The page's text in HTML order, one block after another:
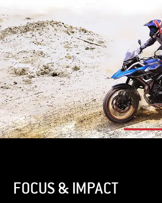
FOCUS & IMPACT